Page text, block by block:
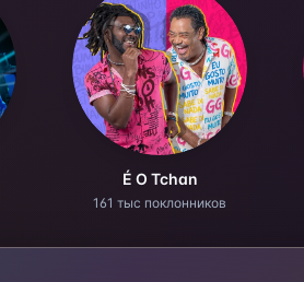
É O Tchan
161 тыс поклонников